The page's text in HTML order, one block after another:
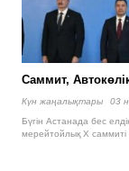
Саммит,
Күн жаңалықтары
03
Бүгін Астанада бес
мерейтойлық X саммиті